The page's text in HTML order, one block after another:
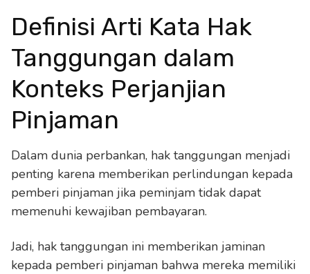
Definisi Arti Kata Hak
Tanggungan dalam
Konteks Perjanjian
Pinjaman
Dalam dunia perbankan, hak tanggungan menjadi
penting karena memberikan perlindungan kepada
pemberi pinjaman jika peminjam tidak dapat
memenuhi kewajiban pembayaran.
Jadi, hak tanggungan ini memberikan jaminan
kepada pemberi pinjaman bahwa mereka memiliki